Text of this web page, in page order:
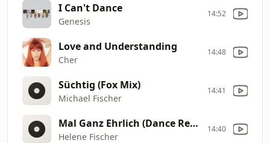
I Can't Dance
Genesis
14:52
Love and Understanding
Cher
14:48
Süchtig (Fox Mix)
Michael Fischer
14:41
Mal Ganz Ehrlich (Dance Remix)
Helene Fischer
14:40